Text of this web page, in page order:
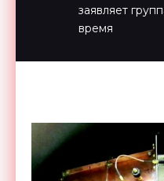
заявляет
время